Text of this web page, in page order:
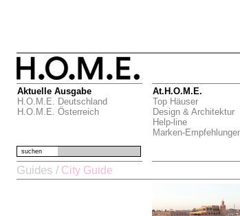
Aktuelle Ausgabe
H.O.M.E. Deutschland
H.O.M.E. Österreich
At.H.O.M.E.
Top Häuser
Design & Architektur
Help-line
Marken-
suchen
Guides / City Guide